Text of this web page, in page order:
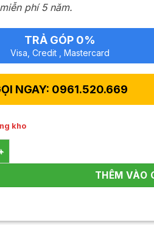
phí 5 năm.
TRẢ GÓP 0%
Visa, Credit , Mastercard
NGAY: 0961.520.669
kho
nóng lạnh Jenpec Mix 500E số
THÊM VÀO